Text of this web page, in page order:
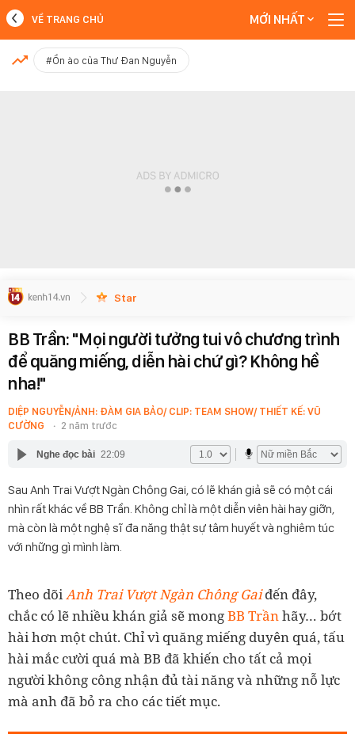
MỚI NHẤT
VỀ TRANG CHỦ MỚI NHẤT
#Ồn ào của Thư Đan Nguyễn
Star
BB Trần: "Mọi người tưởng tui vô chương trình
để quăng miếng, diễn hài chứ gì? Không hề
nha!"
DIỆP NGUYỄN/ẢNH: ĐÀM GIA BẢO/ CLIP: TEAM SHOW/ THIẾT KẾ: VŨ
CƯỜNG
2 năm trước
Nghe đọc bài 22:09
Sau Anh Trai Vượt Ngàn Chông Gai, có lẽ khán giả sẽ có một cái
nhìn rất khác về BB Trần. Không chỉ là một diễn viên hài hay giỡn,
mà còn là một nghệ sĩ đa năng thật sự tâm huyết và nghiêm túc
với những gì mình làm.
Theo dõiAnh Trai Vượt Ngàn Chông Gaiđến đây,
chắc có lẽ nhiều khán giả sẽ mongBB Trầnhãy… bớt
hài hơn một chút. Chỉ vì quăng miếng duyên quá, tấu
hài mắc cười quá mà BB đã khiến cho tất cả mọi
người không công nhận đủ tài năng và những nỗ lực
mà anh đã bỏ ra cho các tiết mục.